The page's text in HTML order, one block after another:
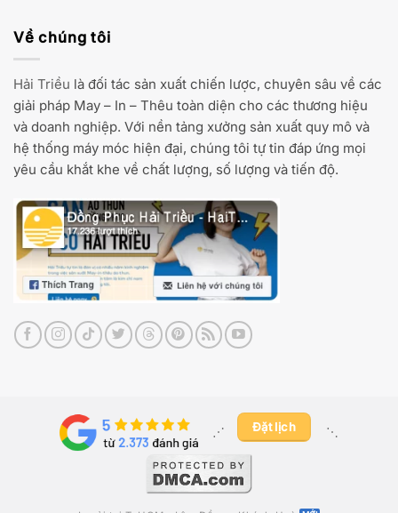
Về chúng tôi
Hải Triều là đối tác sản xuất chiến lược, chuyên sâu về các
giải pháp May – In – Thêu toàn diện cho các thương hiệu
và doanh nghiệp. Với nền tảng xưởng sản xuất quy mô và
hệ thống máy móc hiện đại, chúng tôi tự tin đáp ứng mọi
yêu cầu khắt khe về chất lượng, số lượng và tiến độ.
⋰ ​ Đặt lịch ⋱